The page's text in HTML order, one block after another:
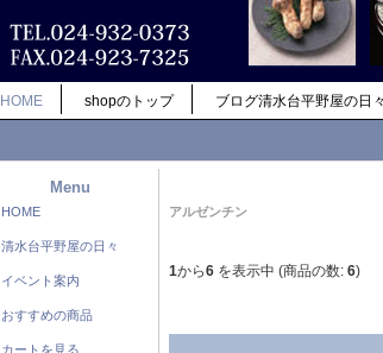
HOME shopのトップ ブログ清水台平野屋の日々
Menu
HOME
清水台平野屋の日々
イベント案内
おすすめの商品
カートを見る
アルゼンチン
1から6 を表示中 (商品の数: 6)